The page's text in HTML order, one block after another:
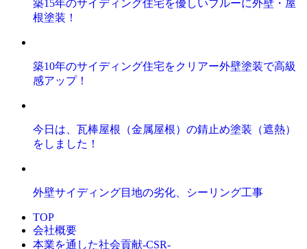
築15年のサイディング住宅を優しいブルーに外壁・屋
根塗装！
築10年のサイディング住宅をクリアー外壁塗装で高級
感アップ！
今日は、瓦棒屋根（金属屋根）の錆止め塗装（遮熱）
をしました！
外壁サイディング目地の劣化、シーリング工事
TOP
会社概要
本業を通した社会貢献-CSR-